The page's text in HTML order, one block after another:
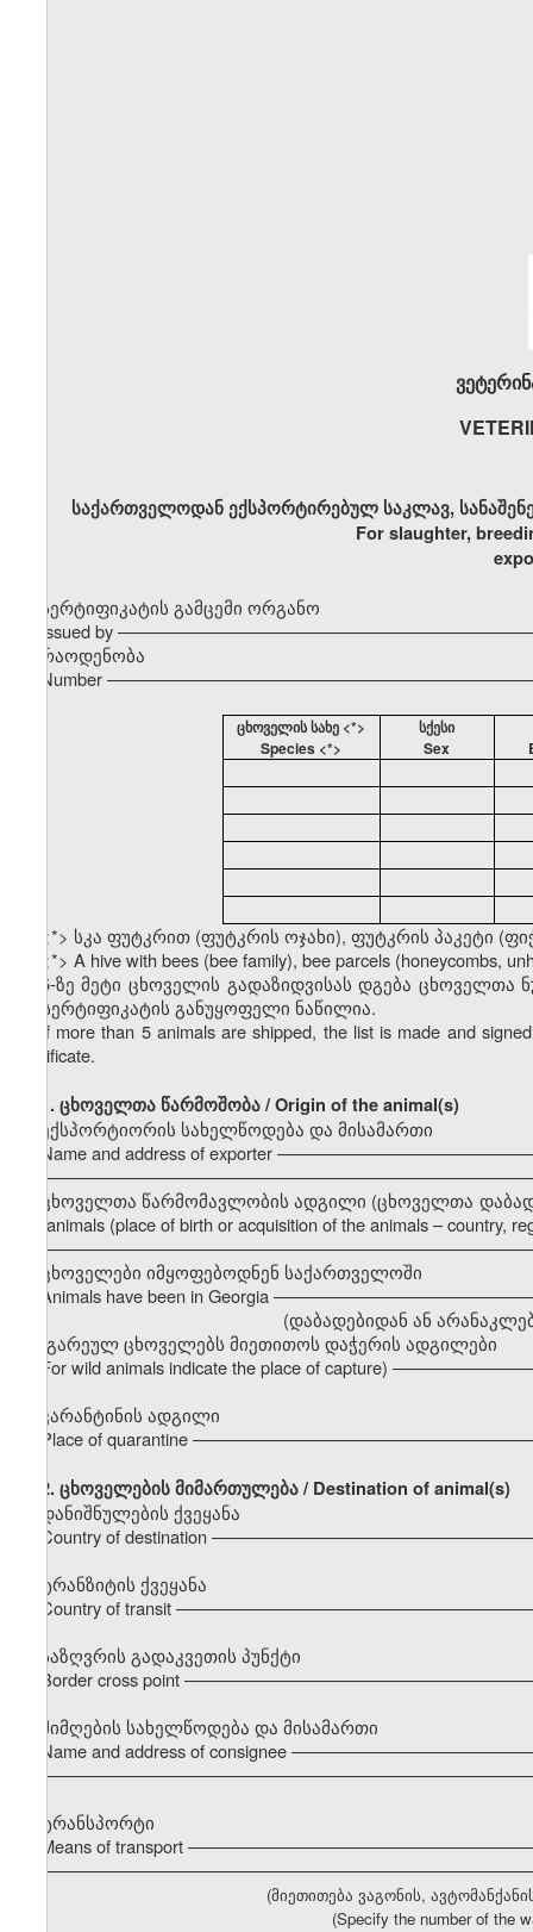
საქართველოდან ექსპორტირებულ საკლავ,
For slaughter,
სერტიფიკატის გამცემი ორგანო
Issued by
რაოდენობა
Number
ცხოველის სახე <*>
Species <*>
სქესი
Sex
<*> სკა ფუტკრით (ფუტკრის ოჯახი), ფუტკრის პაკეტი
<*> A hive with bees (bee family), bee parcels (honeycombs,
5-ზე მეტი ცხოველის გადაზიდვისას დგება
ამ სერტიფიკატის განუყოფელი ნაწილია.
If more than 5 animals are shipped, the list is made and
certificate.
1. ცხოველთა წარმოშობა / Origin of the animal(s)
ექსპორტიორის სახელწოდება და მისამართი
Name and address of exporter
ცხოველთა წარმომავლობის ადგილი (ცხოველთა
the animals (place of birth or acquisition of the animals – country,
ცხოველები იმყოფებოდნენ საქართველოში
Animals have been in Georgia
(დაბადებიდან ან არანაკლებ 6 თვისა /
(გარეულ ცხოველებს მიეთითოს დაჭერის ადგილები
For wild animals indicate the place of capture)
კარანტინის ადგილი
Place of quarantine
2. ცხოველების მიმართულება / Destination of animal(s)
დანიშნულების ქვეყანა
Country of destination
ტრანზიტის ქვეყანა
Country of transit
საზღვრის გადაკვეთის პუნქტი
Border cross point
მიმღების სახელწოდება და მისამართი
Name and address of consignee
ტრანსპორტი
Means of transport
(მიეთითება ვაგონის,
(Specify the number of the